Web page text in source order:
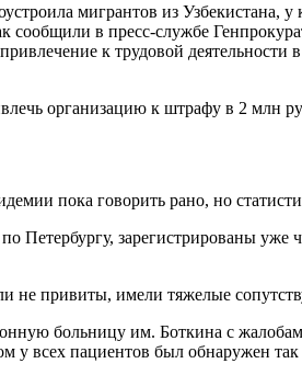
мигрантов из Узбекистана, у
сообщили в пресс-службе
к трудовой деятельности
организацию к штрафу в 2 млн
пока говорить рано, но
Петербургу, зарегистрированы
не привиты, имели тяжелые
больницу им. Боткина с
у всех пациентов был обнаружен